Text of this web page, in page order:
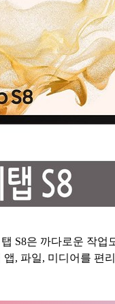
S8은 까다로운 작업
, 파일, 미디어를 편